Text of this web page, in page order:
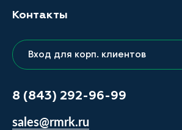
Контакты
Вход для корп. клиентов
8 (843) 292-96-99
sales@rmrk.ru